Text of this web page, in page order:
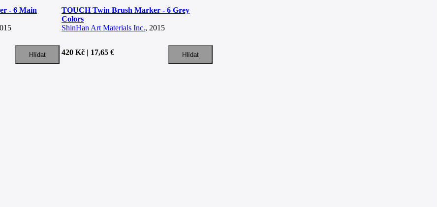
- 6 Main
TOUCH Twin Brush Marker - 6 Grey
Colors
ShinHan Art Materials Inc., 2015
420 Kč | 17,65 €